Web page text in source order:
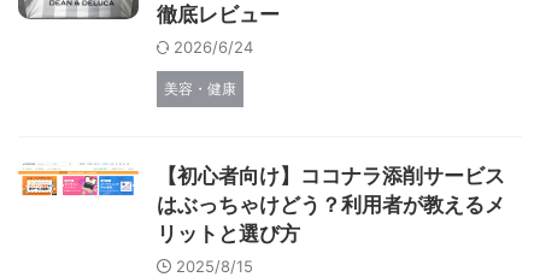
徹底レビュー
2026/6/24
美容・健康
【初心者向け】ココナラ添削サービス
はぶっちゃけどう？利用者が教えるメ
リットと選び方
2025/8/15